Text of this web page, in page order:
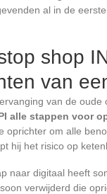
al in de
shop
van
van de oude
alle stappen voor
oprichter om alle
hij het risico op
naar digitaal heeft
verwijderd die